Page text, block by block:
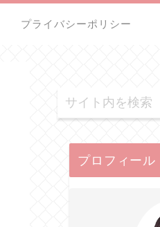
プライバシーポリシー
プロフィール